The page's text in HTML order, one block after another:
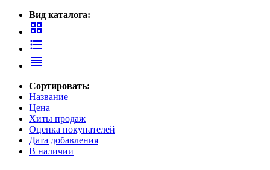
Вид каталога:
grid_view
format_list_bulleted
reorder
Сортировать:
Название
Цена
Хиты продаж
Оценка покупателей
Дата добавления
В наличии